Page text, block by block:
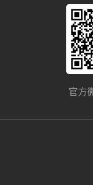
。
育与管理工作的综
签的人员，视为自动
成绩从高分到低分
官方